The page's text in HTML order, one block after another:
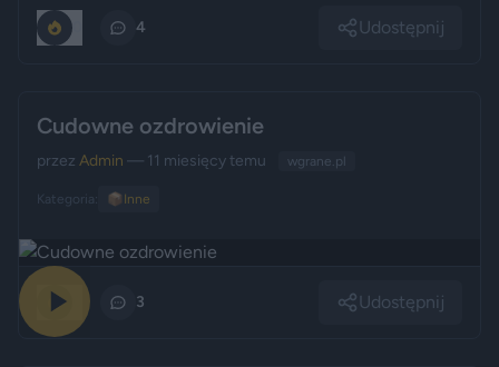
4 Udostępnij
Cudowne ozdrowienie
przez Admin — 11 miesięcy temu wgrane.pl
Kategoria: 📦 Inne
3 Udostępnij